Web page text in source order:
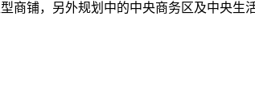
商铺，另外规划中的中央商务区及中央